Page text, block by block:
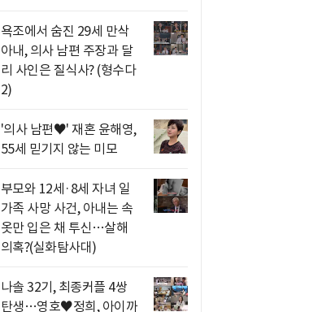
욕조에서 숨진 29세 만삭
아내, 의사 남편 주장과 달
리 사인은 질식사? (형수다
2)
'의사 남편♥' 재혼 윤해영,
55세 믿기지 않는 미모
부모와 12세·8세 자녀 일
가족 사망 사건, 아내는 속
옷만 입은 채 투신…살해
의혹?(실화탐사대)
나솔 32기, 최종커플 4쌍
탄생…영호♥정희, 아이까